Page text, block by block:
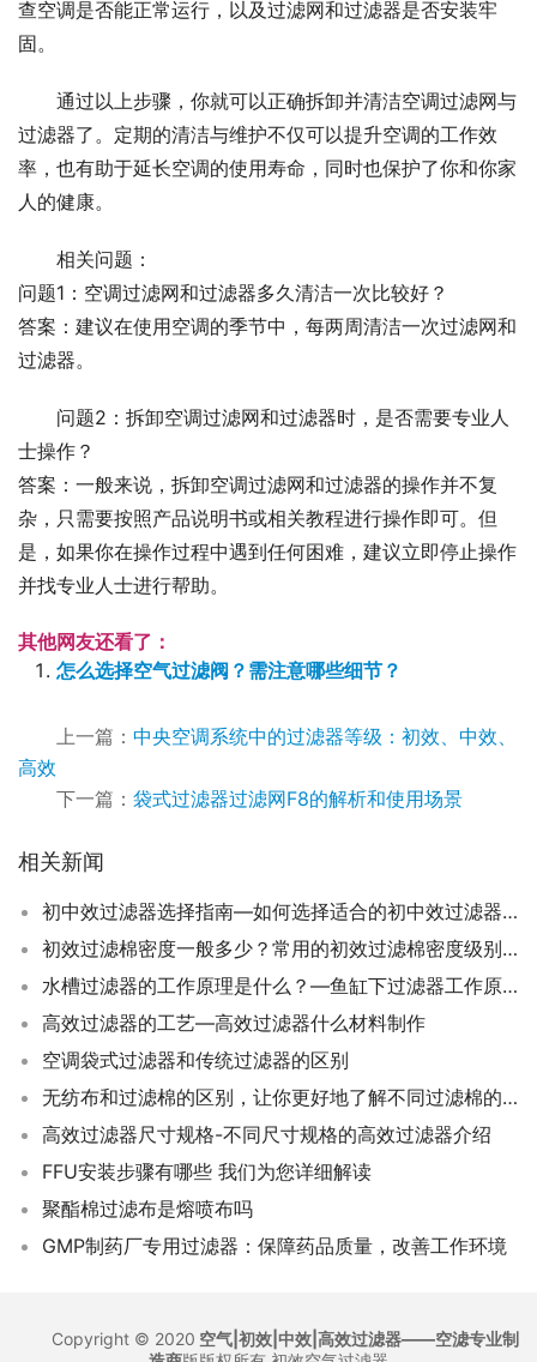
查空调是否能正常运行，以及过滤网和过滤器是否安装牢
固。
通过以上步骤，你就可以正确拆卸并清洁空调过滤网与
过滤器了。定期的清洁与维护不仅可以提升空调的工作效
率，也有助于延长空调的使用寿命，同时也保护了你和你家
人的健康。
相关问题：
问题1：空调过滤网和过滤器多久清洁一次比较好？
答案：建议在使用空调的季节中，每两周清洁一次过滤网和
过滤器。
问题2：拆卸空调过滤网和过滤器时，是否需要专业人
士操作？
答案：一般来说，拆卸空调过滤网和过滤器的操作并不复
杂，只需要按照产品说明书或相关教程进行操作即可。但
是，如果你在操作过程中遇到任何困难，建议立即停止操作
并找专业人士进行帮助。
其他网友还看了：
怎么选择空气过滤阀？需注意哪些细节？
上一篇： 中央空调系统中的过滤器等级：初效、中效、
高效
下一篇： 袋式过滤器过滤网F8的解析和使用场景
相关新闻
初中效过滤器选择指南—如何选择适合的初中效过滤器材质
初效过滤棉密度一般多少？常用的初效过滤棉密度级别有哪些？
水槽过滤器的工作原理是什么？—鱼缸下过滤器工作原理
高效过滤器的工艺—高效过滤器什么材料制作
空调袋式过滤器和传统过滤器的区别
无纺布和过滤棉的区别，让你更好地了解不同过滤棉的特点
高效过滤器尺寸规格-不同尺寸规格的高效过滤器介绍
FFU安装步骤有哪些 我们为您详细解读
聚酯棉过滤布是熔喷布吗
GMP制药厂专用过滤器：保障药品质量，改善工作环境
Copyright © 2020 空气|初效|中效|高效过滤器——空滤专业制